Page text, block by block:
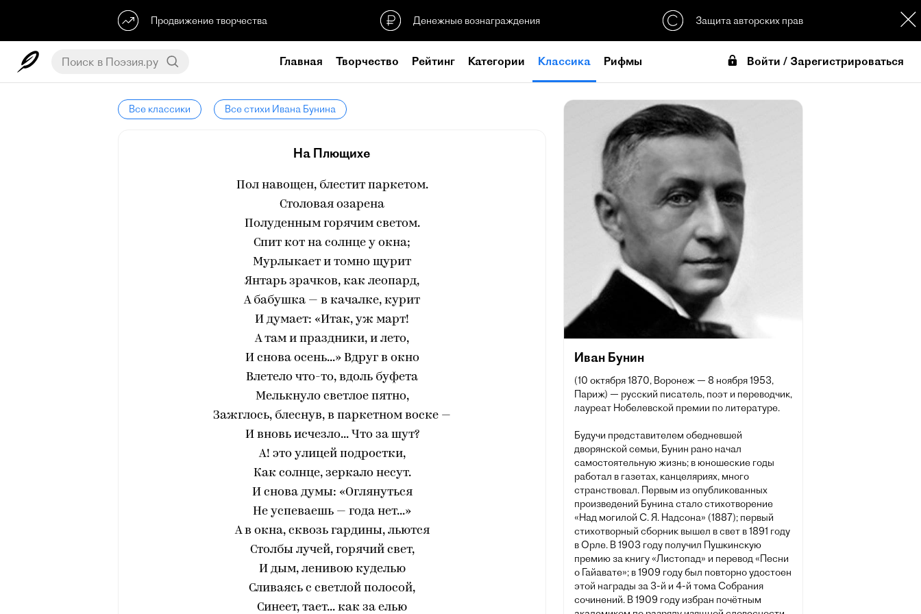
Продвижение творчества Денежные вознаграждения Защита авторских прав
Главная Творчество Рейтинг Категории Классика Рифмы Войти / Зарегистрироваться
Все классики Все стихи Ивана Бунина
На Плющихе
Пол навощен, блестит паркетом.
Столовая озарена
Полуденным горячим светом.
Спит кот на солнце у окна;
Мурлыкает и томно щурит
Янтарь зрачков, как леопард,
А бабушка — в качалке, курит
И думает: «Итак, уж март!
А там и праздники, и лето,
И снова осень...» Вдруг в окно
Влетело что-то, вдоль буфета
Мелькнуло светлое пятно,
Зажглось, блеснув, в паркетном воске —
И вновь исчезло... Что за шут?
А! это улицей подростки,
Как солнце, зеркало несут.
И снова думы: «Оглянуться
Не успеваешь — года нет...»
А в окна, сквозь гардины, льются
Столбы лучей, горячий свет,
И дым, ленивою куделью
Сливаясь с светлой полосой,
Синеет, тает... как за елью
Иван Бунин
(10 октября 1870, Воронеж — 8 ноября 1953,
Париж) — русский писатель, поэт и переводчик,
лауреат Нобелевской премии по литературе.
Будучи представителем обедневшей
дворянской семьи, Бунин рано начал
самостоятельную жизнь; в юношеские годы
работал в газетах, канцеляриях, много
странствовал. Первым из опубликованных
произведений Бунина стало стихотворение
«Над могилой С. Я. Надсона» (1887); первый
стихотворный сборник вышел в свет в 1891 году
в Орле. В 1903 году получил Пушкинскую
премию за книгу «Листопад» и перевод «Песни
о Гайавате»; в 1909 году был повторно удостоен
этой награды за 3-й и 4-й тома Собрания
сочинений. В 1909 году избран почётным